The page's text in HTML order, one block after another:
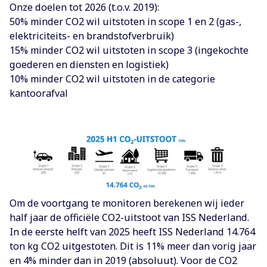
Onze doelen tot 2026 (t.o.v. 2019):
50% minder CO2 wil uitstoten in scope 1 en 2 (gas-,
elektriciteits- en brandstofverbruik)
15% minder CO2 wil uitstoten in scope 3 (ingekochte
goederen en diensten en logistiek)
10% minder CO2 wil uitstoten in de categorie
kantoorafval
Om de voortgang te monitoren berekenen wij ieder
half jaar de officiële CO2-uitstoot van ISS Nederland.
In de eerste helft van 2025 heeft ISS Nederland 14.764
ton kg CO2 uitgestoten. Dit is 11% meer dan vorig jaar
en 4% minder dan in 2019 (absoluut). Voor de CO2